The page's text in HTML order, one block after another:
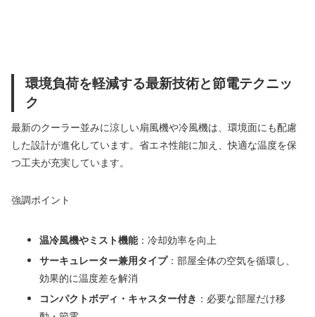
環境負荷を軽減する最新技術と節電テクニッ
ク
最新のクーラー並みに涼しい扇風機や冷風機は、環境面にも配慮
した設計が進化しています。省エネ性能に加え、快適な温度を保
つ工夫が充実しています。
強調ポイント
温冷風機やミスト機能：冷却効率を向上
サーキュレーター兼用タイプ：部屋全体の空気を循環し、
効果的に温度差を解消
コンパクトボディ・キャスター付き ：必要な部屋だけ移